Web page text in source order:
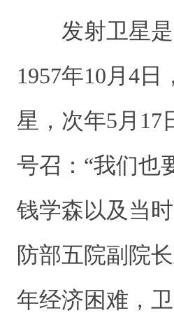
发射卫星是
1957年10月4
星，次年5月17
号召：“我们也
钱学森以及当
防部五院副院
年经济困难，